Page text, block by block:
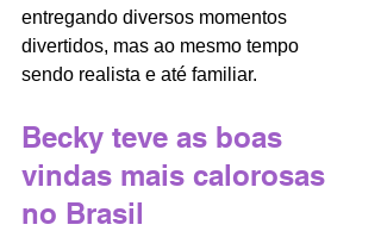
entregando diversos momentos
divertidos, mas ao mesmo tempo
sendo realista e até familiar.
Becky teve as boas
vindas mais calorosas
no Brasil